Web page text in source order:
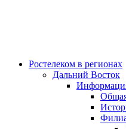
Ростелеком в регионах
Дальний Восток